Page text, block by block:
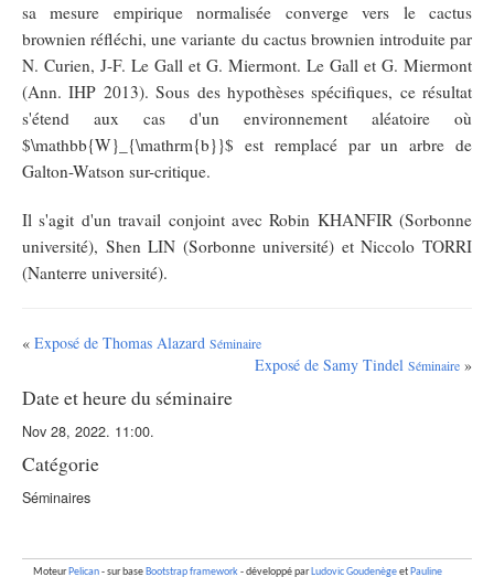
sa mesure empirique normalisée converge vers le cactus
brownien réfléchi, une variante du cactus brownien introduite par
N. Curien, J-F. Le Gall et G. Miermont. Le Gall et G. Miermont
(Ann. IHP 2013). Sous des hypothèses spécifiques, ce résultat
s'étend aux cas d'un environnement aléatoire où
$\mathbb{W}_{\mathrm{b}}$ est remplacé par un arbre de
Galton-Watson sur-critique.
Il s'agit d'un travail conjoint avec Robin KHANFIR (Sorbonne
université), Shen LIN (Sorbonne université) et Niccolo TORRI
(Nanterre université).
« Exposé de Thomas Alazard Séminaire
Exposé de Samy Tindel Séminaire »
Date et heure du séminaire
Nov 28, 2022. 11:00.
Catégorie
Séminaires
Moteur Pelican - sur base Bootstrap framework - développé par Ludovic Goudenège et Pauline